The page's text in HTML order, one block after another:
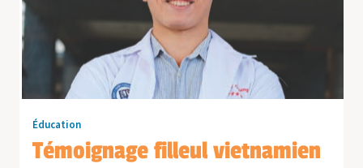
Éducation
Témoignage filleul vietnamien